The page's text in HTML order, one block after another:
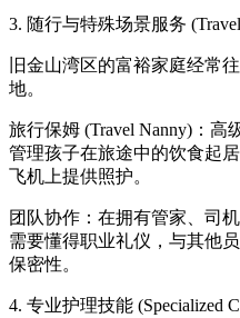
3. 随行与特殊场景服务
旧金山湾区的富裕家庭经常
地。
旅行保姆 (Travel Nanny)：高
管理孩子在旅途中的饮食起
飞机上提供照护。
团队协作：在拥有管家、司
需要懂得职业礼仪，与其他
保密性。
4. 专业护理技能 (Specialized